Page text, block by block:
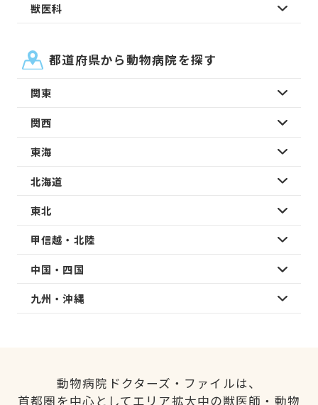
獣医科
都道府県から動物病院を探す
関東
関西
東海
北海道
東北
甲信越・北陸
中国・四国
九州・沖縄
動物病院ドクターズ・ファイルは、
首都圏を中心としてエリア拡大中の獣医師・動物